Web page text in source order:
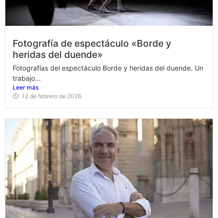
Fotografía de espectáculo «Borde y
heridas del duende»
Fotografías del espectáculo Borde y heridas del duende. Un
trabajo...
Leer más
12 de febrero de 2026